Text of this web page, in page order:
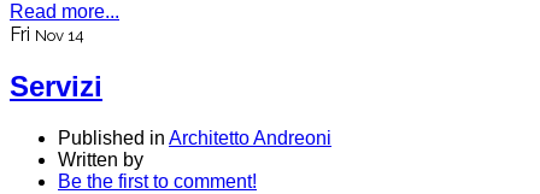
Read more...
Fri Nov 14
Servizi
Published in Architetto Andreoni
Written by
Be the first to comment!